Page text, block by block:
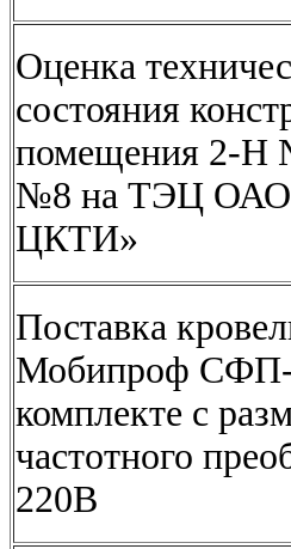
Оценка
состояния
помещения 2-Н
№8 на ТЭЦ
ЦКТИ»
Поставка
Мобипроф СФП-
комплекте с
частотного
220В